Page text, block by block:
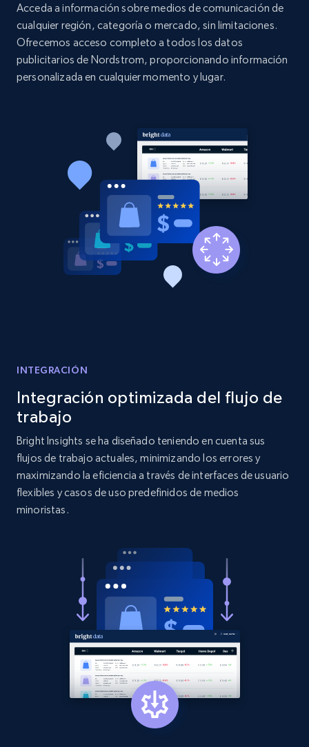
URL, Product id, Listing inventory id, Title, Rating,
Reviews count shop, Reviews count item, Initial
Etsy - Collects data from shop's URL
URL, Product id, Listing inventory id, Title, Rating,
Reviews count shop, Reviews count item, Initial
price, and more.
1.9K+ 323+ Comenzar ahora
price, Currency, Sold, and more.
1.6K+ 181+ Comenzar ahora
Target
URL, Product id, Title, Product description,
Rating, Reviews count, Initial price, Discount,
175+ Comenzar ahora
Target - Gather data on products using
specified keywords
URL, Product id, Title, Product description,
Rating, Reviews count, Initial price, Discount,
and more.
Acceda a información sobre medios de comunicación de
cualquier región, categoría o mercado, sin limitaciones.
Ofrecemos acceso completo a todos los datos
publicitarios de Nordstrom, proporcionando información
personalizada en cualquier momento y lugar.
INTEGRACIÓN
Integración optimizada del flujo de
trabajo
Bright Insights se ha diseñado teniendo en cuenta sus
flujos de trabajo actuales, minimizando los errores y
maximizando la eficiencia a través de interfaces de usuario
flexibles y casos de uso predefinidos de medios
minoristas.